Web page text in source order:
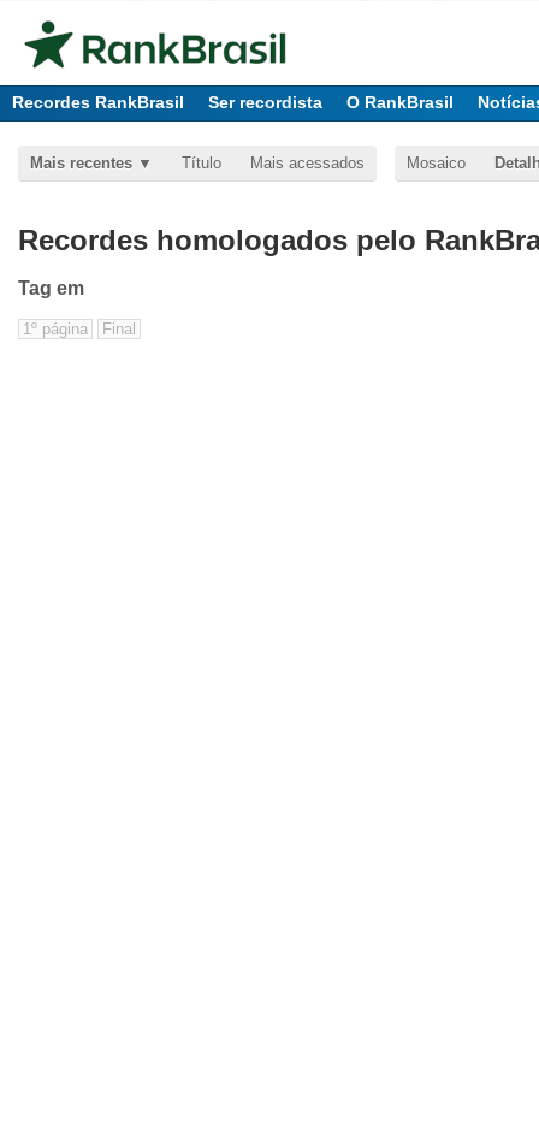
Recordes RankBrasil Ser recordista O RankBrasil
Mais recentes Título Mais acessados Mosaico
Recordes homologados pelo
Tag em